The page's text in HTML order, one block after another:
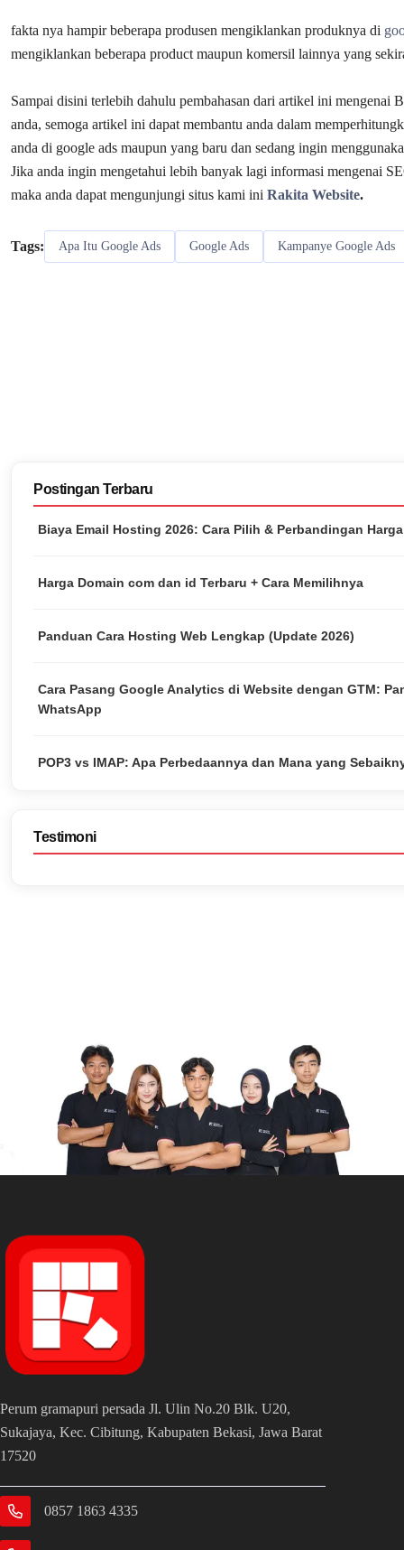
fakta nya hampir beberapa produsen mengiklankan produknya di
mengiklankan beberapa product maupun komersil lainnya yang
Sampai disini terlebih dahulu pembahasan dari artikel ini mengenai
anda, semoga artikel ini dapat membantu anda dalam
anda di google ads maupun yang baru dan sedang ingin
Jika anda ingin mengetahui lebih banyak lagi informasi mengenai
maka anda dapat mengunjungi situs kami ini Rakita Website.
Tags: Apa Itu Google Ads Google Ads Kampanye Google Ads
Postingan Terbaru
Biaya Email Hosting 2026: Cara Pilih & Perbandingan
Harga Domain com dan id Terbaru + Cara Memilihnya
Panduan Cara Hosting Web Lengkap (Update 2026)
Cara Pasang Google Analytics di Website dengan GTM:
WhatsApp
POP3 vs IMAP: Apa Perbedaannya dan Mana yang
Testimoni
Perum gramapuri persada Jl. Ulin No.20 Blk. U20,
Sukajaya, Kec. Cibitung, Kabupaten Bekasi, Jawa Barat
17520
0857 1863 4335